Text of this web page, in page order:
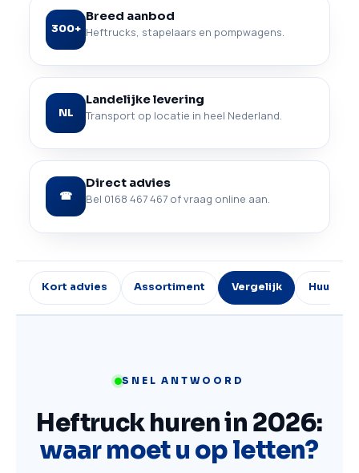
300+
Breed aanbod
Heftrucks, stapelaars en pompwagens.
NL
Landelijke levering
Transport op locatie in heel Nederland.
☎
Direct advies
Bel 0168 467 467 of vraag online aan.
Kort advies Assortiment Vergelijk
SNEL ANTWOORD
Heftruck huren in 2026:
waar moet u op letten?